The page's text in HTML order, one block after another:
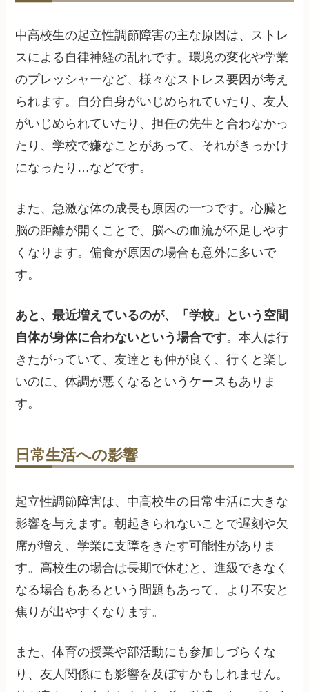
中高校生の起立性調節障害の主な原因は、ストレ
スによる自律神経の乱れです。環境の変化や学業
のプレッシャーなど、様々なストレス要因が考え
られます。自分自身がいじめられていたり、友人
がいじめられていたり、担任の先生と合わなかっ
たり、学校で嫌なことがあって、それがきっかけ
になったり…などです。
また、急激な体の成長も原因の一つです。心臓と
脳の距離が開くことで、脳への血流が不足しやす
くなります。偏食が原因の場合も意外に多いで
す。
あと、最近増えているのが、「学校」という空間
自体が身体に合わないという場合です。本人は行
きたがっていて、友達とも仲が良く、行くと楽し
いのに、体調が悪くなるというケースもありま
す。
日常生活への影響
起立性調節障害は、中高校生の日常生活に大きな
影響を与えます。朝起きられないことで遅刻や欠
席が増え、学業に支障をきたす可能性がありま
す。高校生の場合は長期で休むと、進級できなく
なる場合もあるという問題もあって、より不安と
焦りが出やすくなります。
また、体育の授業や部活動にも参加しづらくな
り、友人関係にも影響を及ぼすかもしれません。